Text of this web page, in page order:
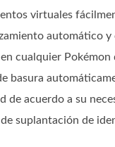
virtuales
automático
cualquier
basura
de acuerdo a su
suplantación de